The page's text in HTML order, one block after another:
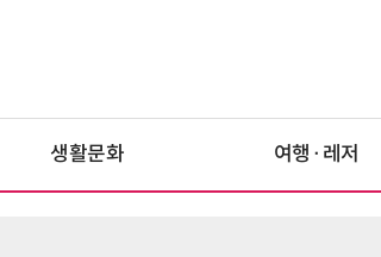
생활문화 여행·레저